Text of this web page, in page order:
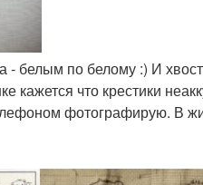
- белым по белому :) И
кажется что крестики
фотографирую. В